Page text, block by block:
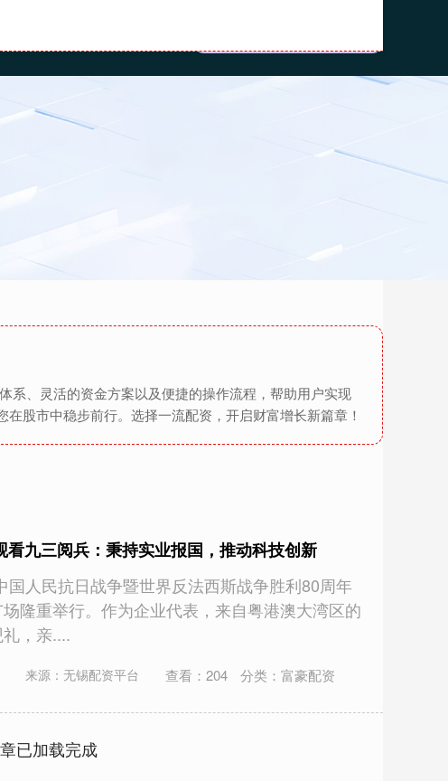
系、灵活的资金方案以及便捷的操作流程，帮助用户实现
股市中稳步前行。选择一流配资，开启财富增长新篇章！
看九三阅兵：秉持实业报国，推动科技创新
国人民抗日战争暨世界反法西斯战争胜利80周年
隆重举行。作为企业代表，来自粤港澳大湾区的
，亲....
来源：无锡配资平台 查看： 204 分类： 富豪配资
已加载完成